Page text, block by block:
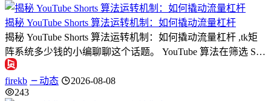
揭秘 YouTube Shorts 算法运转机制：如何撬动流量杠杆
揭秘 YouTube Shorts 算法运转机制：如何撬动流量杠杆 ,tk矩
阵系统多少钱的小编聊聊这个话题。 YouTube 算法在筛选 S…
firekb 动态
2026-08-08
243